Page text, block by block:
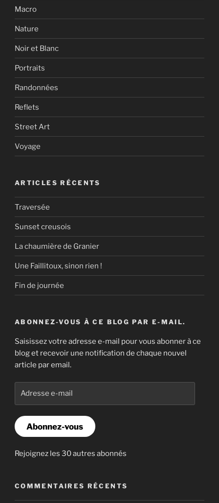
Macro
Nature
Noir et Blanc
Portraits
Randonnées
Reflets
Street Art
Voyage
ARTICLES RÉCENTS
Traversée
Sunset creusois
La chaumière de Granier
Une Faillitoux, sinon rien !
Fin de journée
ABONNEZ-VOUS À CE BLOG PAR E-MAIL.
Saisissez votre adresse e-mail pour vous abonner à ce
blog et recevoir une notification de chaque nouvel
article par email.
Abonnez-vous
Rejoignez les 30 autres abonnés
COMMENTAIRES RÉCENTS